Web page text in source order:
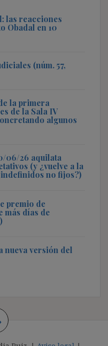
las reacciones
Obadal en 10
(núm. 57,
la primera
de la Sala IV
algunos
06/26 aquilata
(y ¿vuelve a la
no fijos?)
premio de
más días de
versión del